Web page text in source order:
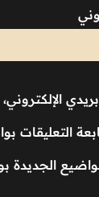
التعليقات
الجديدة